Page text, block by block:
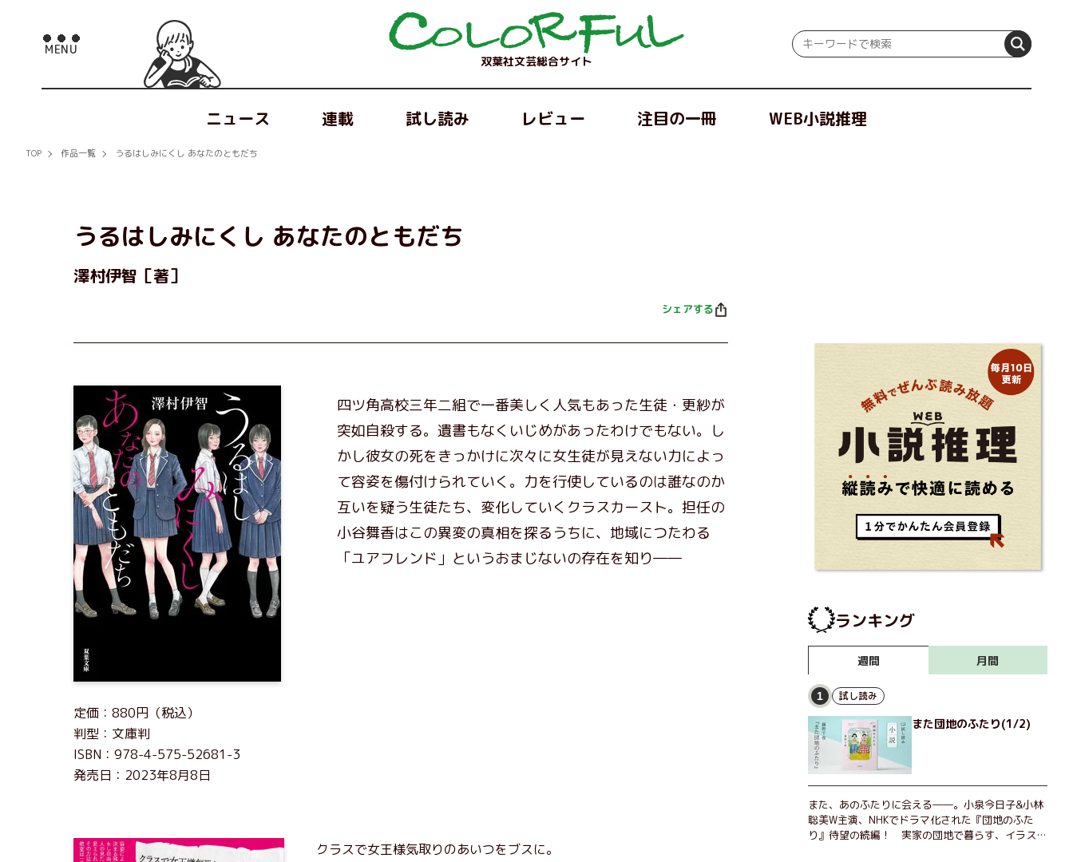
双葉社文芸総合サイト
ニュース 連載 試し読み レビュー 注目の一冊 WEB小説推理
TOP 作品一覧 うるはしみにくし あなたのともだち
うるはしみにくし あなたのともだち
澤村伊智［著］
シェアする
定価：880円（税込）
判型：文庫判
ISBN：978-4-575-52681-3
発売日：2023年8月8日
四ツ角高校三年二組で一番美しく人気もあった生徒・更紗が
突如自殺する。遺書もなくいじめがあったわけでもない。し
かし彼女の死をきっかけに次々に女生徒が見えない力によっ
て容姿を傷付けられていく。力を行使しているのは誰なのか
互いを疑う生徒たち、変化していくクラスカースト。担任の
小谷舞香はこの異変の真相を探るうちに、地域につたわる
「ユアフレンド」というおまじないの存在を知り――
クラスで女王様気取りのあいつをブスに。
ランキング
週間 月間
1 試し読み
また団地のふたり(1/2)
また、あのふたりに会える――。小泉今日子&小林
聡美W主演、NHKでドラマ化された『団地のふた
り』待望の続編！ 実家の団地で暮らす、イラスト